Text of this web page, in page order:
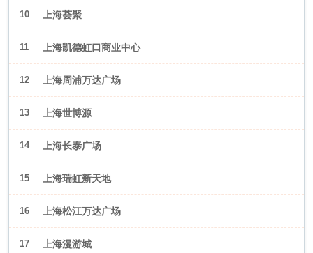
10 上海荟聚
11 上海凯德虹口商业中心
12 上海周浦万达广场
13 上海世博源
14 上海长泰广场
15 上海瑞虹新天地
16 上海松江万达广场
17 上海漫游城